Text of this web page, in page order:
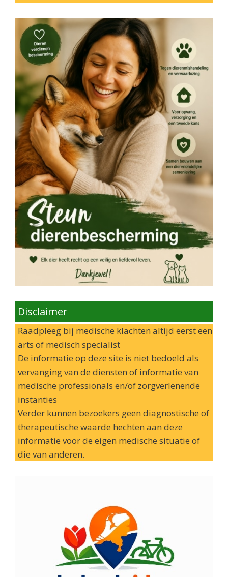
Disclaimer
Raadpleeg bij medische klachten altijd eerst een
arts of medisch specialist
De informatie op deze site is niet bedoeld als
vervanging van de diensten of informatie van
medische professionals en/of zorgverlenende
instanties
Verder kunnen bezoekers geen diagnostische of
therapeutische waarde hechten aan deze
informatie voor de eigen medische situatie of
die van anderen.